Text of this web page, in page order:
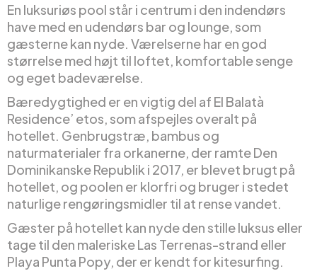
En luksuriøs pool står i centrum i den indendørs
have med en udendørs bar og lounge, som
gæsterne kan nyde. Værelserne har en god
størrelse med højt til loftet, komfortable senge
og eget badeværelse.
Bæredygtighed er en vigtig del af El Balatà
Residence’ etos, som afspejles overalt på
hotellet. Genbrugstræ, bambus og
naturmaterialer fra orkanerne, der ramte Den
Dominikanske Republik i 2017, er blevet brugt på
hotellet, og poolen er klorfri og bruger i stedet
naturlige rengøringsmidler til at rense vandet.
Gæster på hotellet kan nyde den stille luksus eller
tage til den maleriske Las Terrenas-strand eller
Playa Punta Popy, der er kendt for kitesurfing.